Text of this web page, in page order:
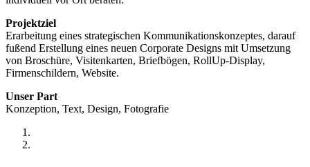
Projektziel
Erarbeitung eines strategischen Kommunikationskonzeptes, darauf
fußend Erstellung eines neuen Corporate Designs mit Umsetzung
von Broschüre, Visitenkarten, Briefbögen, RollUp-Display,
Firmenschildern, Website.
Unser Part
Konzeption, Text, Design, Fotografie